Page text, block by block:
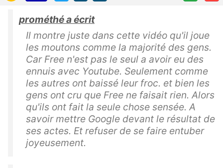
prométhé a écrit
Il montre juste dans cette vidéo qu'il joue
les moutons comme la majorité des gens.
Car Free n'est pas le seul a avoir eu des
ennuis avec Youtube. Seulement comme
les autres ont baissé leur froc. et bien les
gens ont cru que Free ne faisait rien. Alors
qu'ils ont fait la seule chose sensée. A
savoir mettre Google devant le résultat de
ses actes. Et refuser de se faire entuber
joyeusement.